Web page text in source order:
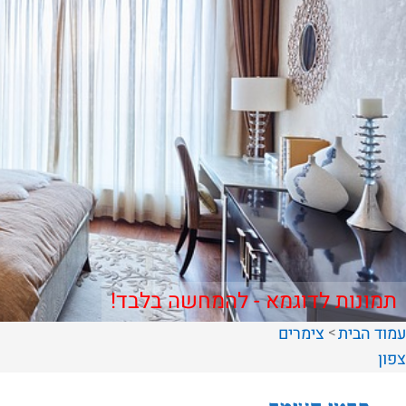
תמונות לדוגמא - להמחשה בלבד!
עמוד הבית צימרים
צפון